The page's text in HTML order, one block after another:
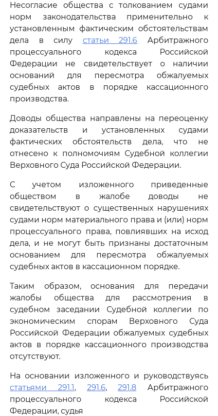
Несогласие общества с толкованием судами
норм законодательства применительно к
установленным фактическим обстоятельствам
дела в силу статьи 291.6 Арбитражного
процессуального кодекса Российской
Федерации не свидетельствует о наличии
оснований для пересмотра обжалуемых
судебных актов в порядке кассационного
производства.
Доводы общества направлены на переоценку
доказательств и установленных судами
фактических обстоятельств дела, что не
отнесено к полномочиям Судебной коллегии
Верховного Суда Российской Федерации.
С учетом изложенного приведенные
обществом в жалобе доводы не
свидетельствуют о существенных нарушениях
судами норм материального права и (или) норм
процессуального права, повлиявших на исход
дела, и не могут быть признаны достаточным
основанием для пересмотра обжалуемых
судебных актов в кассационном порядке.
Таким образом, основания для передачи
жалобы общества для рассмотрения в
судебном заседании Судебной коллегии по
экономическим спорам Верховного Суда
Российской Федерации обжалуемых судебных
актов в порядке кассационного производства
отсутствуют.
На основании изложенного и руководствуясь
статьями 291.1, 291.6,291.8 Арбитражного
процессуального кодекса Российской
Федерации, судья